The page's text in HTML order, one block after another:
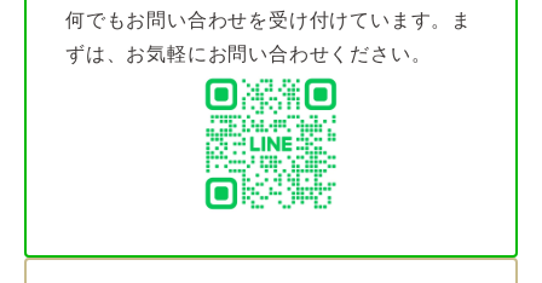
何でもお問い合わせを受け付けています。ま
ずは、お気軽にお問い合わせください。